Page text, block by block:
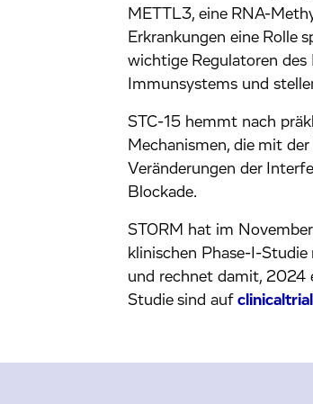
METTL3, eine RNA-
Erkrankungen eine Rolle
wichtige Regulatoren des
Immunsystems und
STC-15 hemmt nach
Mechanismen, die mit
Veränderungen der
Blockade.
STORM hat im
klinischen Phase-I-
und rechnet damit, 2024
Studie sind auf